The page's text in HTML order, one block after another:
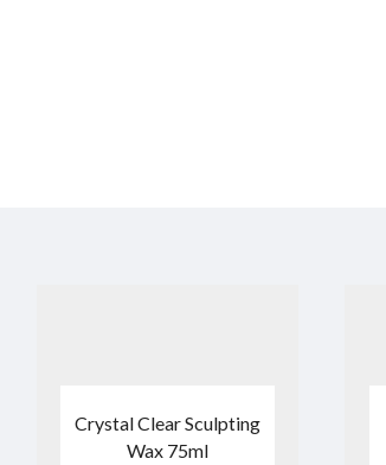
Crystal Clear Sculpting
Wax 75ml